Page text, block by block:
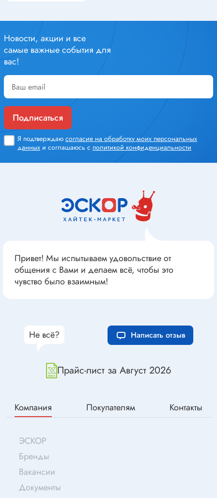
Новости, акции и все
самые важные события для
вас!
Подписаться
Я подтверждаю согласие на обработку моих персональных
данных и соглашаюсь с политикой конфиденциальности
Привет! Мы испытываем удовольствие от
общения с Вами и делаем всё, чтобы это
чувство было взаимным!
Прайс-лист за Август 2026
Не всё? Написать отзыв
Компания Покупателям Контакты
ЭСКОР
Бренды
Вакансии
Документы